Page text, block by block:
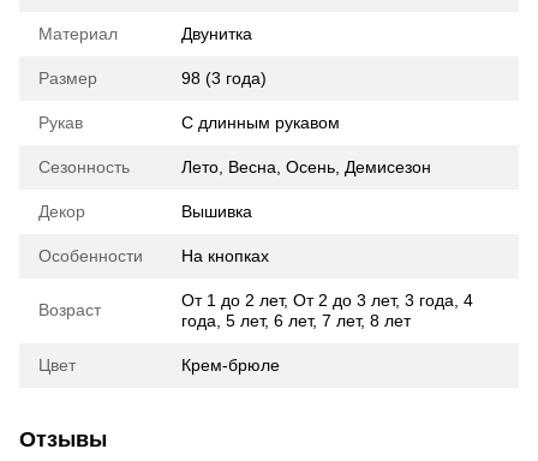
Материал Двунитка
Размер 98 (3 года)
Рукав С длинным рукавом
Сезонность Лето Весна Осень Демисезон
Декор Вышивка
Особенности На кнопках
Возраст От 1 до 2 лет, От 2 до 3 лет, 3 года 4
года 5 лет, 6 лет, 7 лет, 8 лет
Цвет Крем-брюле
Отзывы